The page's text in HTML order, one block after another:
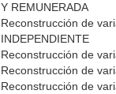
Y REMUNERADA
Reconstrucción de
INDEPENDIENTE
Reconstrucción de
Reconstrucción de
Reconstrucción de